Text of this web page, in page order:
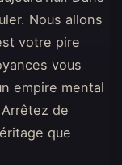
Nous allons
votre pire
vous
empire mental
de
que